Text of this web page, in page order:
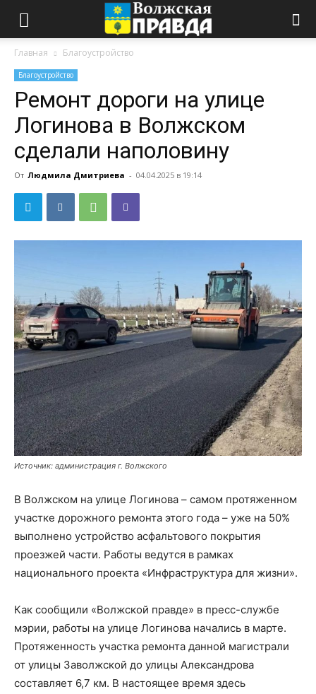
Главная Благоустройство
Благоустройство
Ремонт дороги на улице
Логинова в Волжском
сделали наполовину
От Людмила Дмитриева - 04.04.2025 в 19:14
Источник: администрация г. Волжского
В Волжском на улице Логинова – самом протяженном
участке дорожного ремонта этого года – уже на 50%
выполнено устройство асфальтового покрытия
проезжей части. Работы ведутся в рамках
национального проекта «Инфраструктура для жизни».
Как сообщили «Волжской правде» в пресс-службе
мэрии, работы на улице Логинова начались в марте.
Протяженность участка ремонта данной магистрали
от улицы Заволжской до улицы Александрова
составляет 6,7 км. В настоящее время здесь